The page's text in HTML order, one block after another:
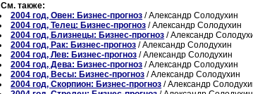
См. также:
2004 год, Овен: Бизнес-прогноз / Александр Солодухин
2004 год, Телец: Бизнес-прогноз / Александр Солодухин
2004 год, Близнецы: Бизнес-прогноз / Александр
2004 год, Рак: Бизнес-прогноз / Александр Солодухин
2004 год, Лев: Бизнес-прогноз / Александр Солодухин
2004 год, Дева: Бизнес-прогноз / Александр Солодухин
2004 год, Весы: Бизнес-прогноз / Александр Солодухин
2004 год, Скорпион: Бизнес-прогноз / Александр